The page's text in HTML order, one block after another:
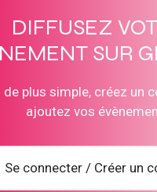
DIFFUSEZ
SUR
de plus simple, créez un
ajoutez vos
Se connecter / Créer un